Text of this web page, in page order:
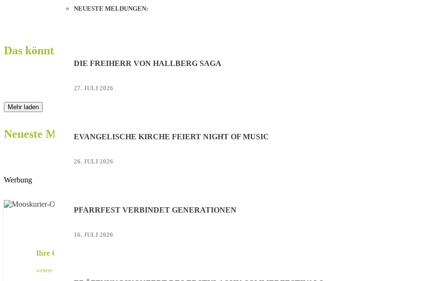
NEUESTE MELDUNGEN:
DIE FREIHERR VON HALLBERG SAGA
27. JULI 2026
EVANGELISCHE KIRCHE FEIERT NIGHT OF MUSIC
26. JULI 2026
PFARRFEST VERBINDET GENERATIONEN
16. JULI 2026
Das könnte Sie auch interessieren:
Mehr laden
Neueste Meldungen:
Werbung
Ihre Online-Werbung auf mooskurier.de
weitere Infos